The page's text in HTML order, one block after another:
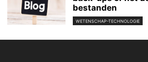
bestanden
WETENSCHAP-TECHNOLOGIE